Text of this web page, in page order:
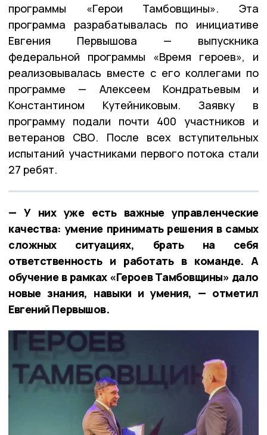
программы «Герои Тамбовщины». Эта
программа разрабатывалась по инициативе
Евгения Первышова — выпускника
федеральной программы «Время героев», и
реализовывалась вместе с его коллегами по
программе — Алексеем Кондратьевым и
Константином Кутейниковым. Заявку в
программу подали почти 400 участников и
ветеранов СВО. После всех вступительных
испытаний участниками первого потока стали
27 ребят.
— У них уже есть важные управленческие
качества: умение принимать решения в самых
сложных ситуациях, брать на себя
ответственность и работать в команде. А
обучение в рамках «Героев Тамбовщины» дало
новые знания, навыки и умения, — отметил
Евгений Первышов.